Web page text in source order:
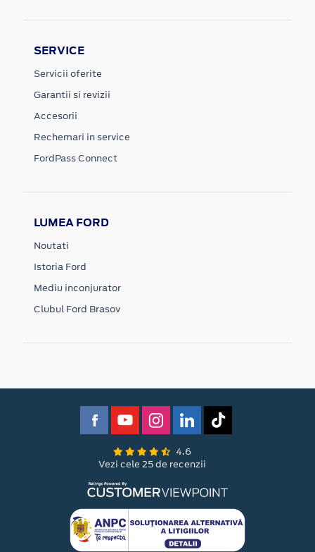
SERVICE
Servicii oferite
Garantii si revizii
Accesorii
Rechemari in service
FordPass Connect
LUMEA FORD
Noutati
Istoria Ford
Mediu inconjurator
Clubul Ford Brasov
4.6
Vezi cele 25 de recenzii